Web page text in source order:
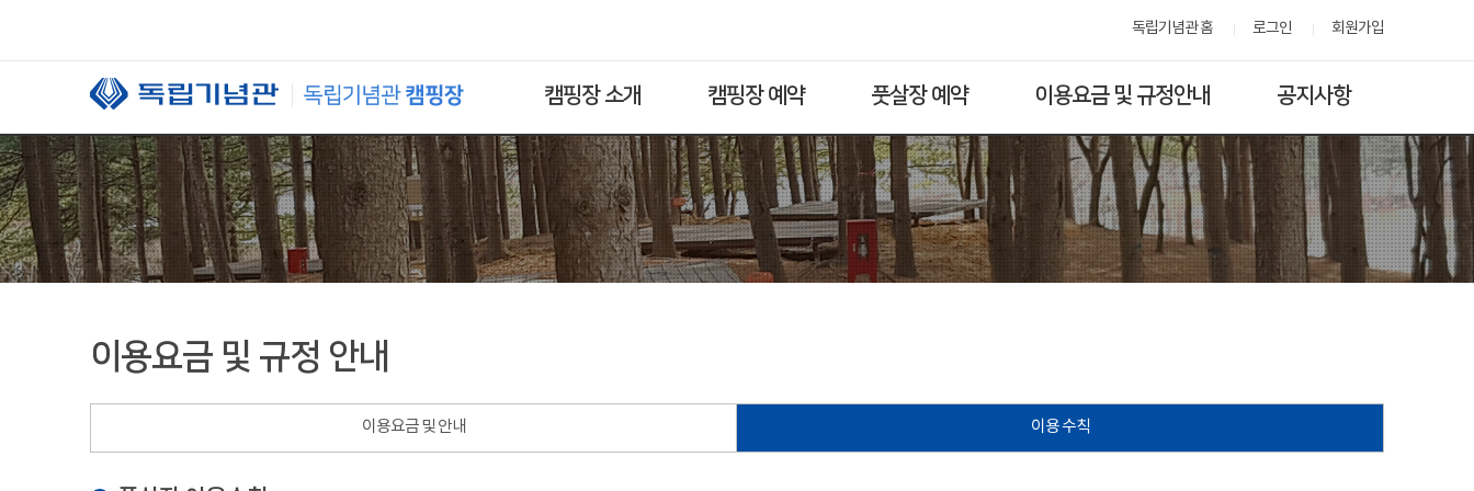
독립기념관 홈 로그인 회원가입
캠핑장 소개 캠핑장 예약 풋살장 예약 이용요금 및 규정안내 공지사항
이용요금 및 규정 안내
이용요금 및 안내 이용 수칙